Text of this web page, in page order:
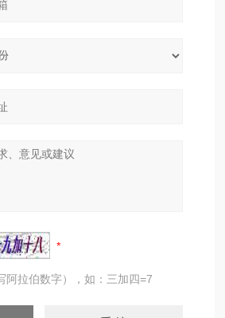
阿拉伯数字），如：三加四=7